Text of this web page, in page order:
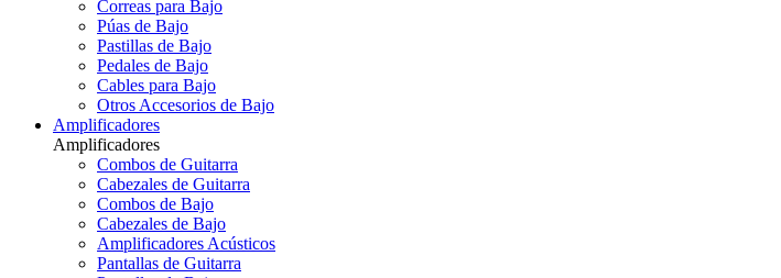
Correas para Bajo
Púas de Bajo
Pastillas de Bajo
Pedales de Bajo
Cables para Bajo
Otros Accesorios de Bajo
Amplificadores
Amplificadores
Combos de Guitarra
Cabezales de Guitarra
Combos de Bajo
Cabezales de Bajo
Amplificadores Acústicos
Pantallas de Guitarra